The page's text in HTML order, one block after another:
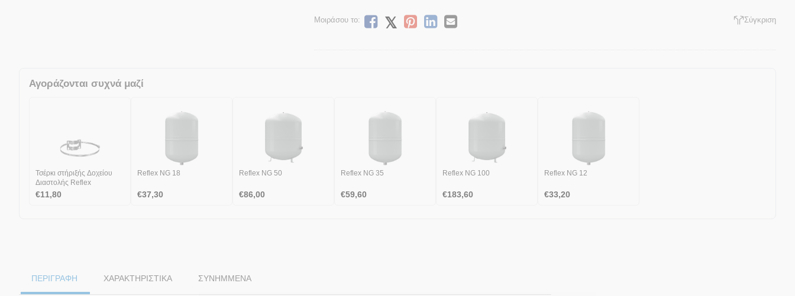
Μοιράσου το: Σύγκριση
Αγοράζονται συχνά μαζί
Τσέρκι στήριξής Δοχείου
Διαστολής Reflex
€11,80
Reflex NG 18
€37,30
Reflex NG 50
€86,00
Reflex NG 35
€59,60
Reflex NG 100
€183,60
Reflex NG 12
€33,20
ΠΕΡΙΓΡΑΦΗ ΧΑΡΑΚΤΗΡΙΣΤΙΚΆ ΣΥΝΗΜΜΈΝΑ